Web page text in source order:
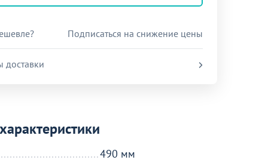
Подписаться на снижение цены
доставки
490 мм